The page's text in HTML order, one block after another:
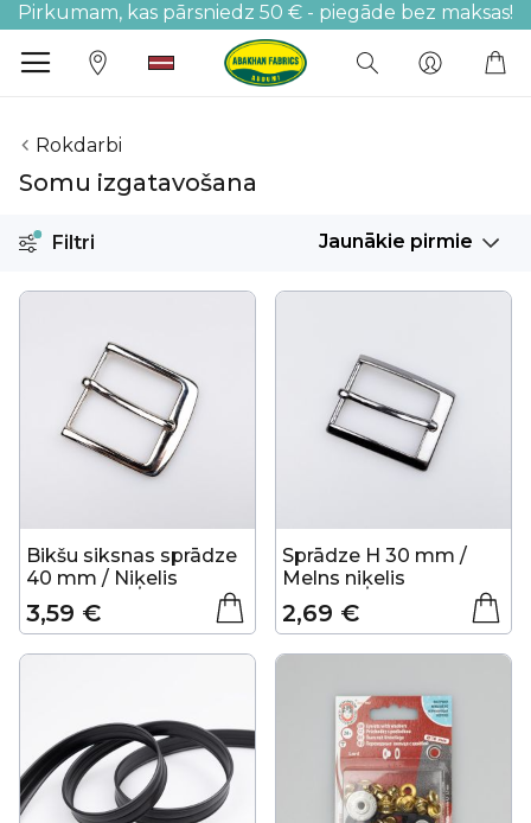
Pirkumam, kas pārsniedz 50 € - piegāde bez maksas!
Rokdarbi
Filtri
Somu izgatavošana
Bikšu siksnas sprādze
40 mm / Niķelis
3,59 €
Sprādze H 30 mm /
Melns niķelis
2,69 €